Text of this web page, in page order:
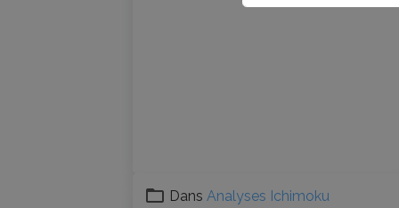
Dans Analyses Ichimoku